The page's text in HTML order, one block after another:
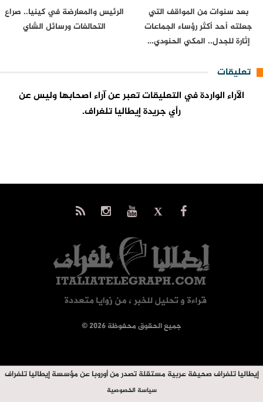
بعد سنوات من المواقف التي
جعلته أحد أكثر رؤساء الجماعات
إثارة للجدل.. المكي الحنودي…
الرئيس والمعارضة في كينيا.. صراع
التحالفات ورسائل الشاي
تعليقات
الآراء الواردة في التعليقات تعبر عن آراء اصحابها وليس عن
رأي جريدة إيطاليا تلغراف.
© جميع الحقوق محفوظة 2026
إيطاليا تلغراف صحيفة عربية مستقلة تصدر من أوروبا عن مؤسسة إيطاليا تلغراف
سياسة الخصوصية